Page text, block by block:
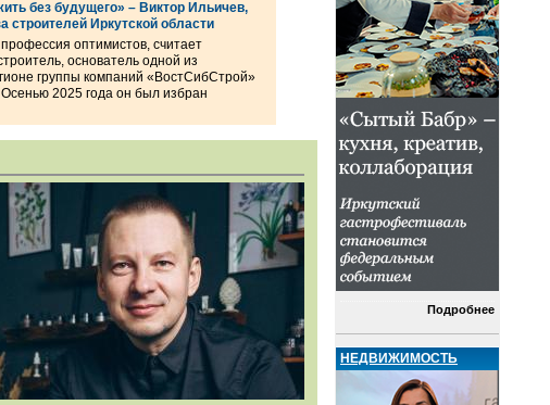
без будущего» – Виктор Ильичев,
строителей Иркутской области
оптимистов, считает
основатель одной из
группы компаний «ВостСибСтрой»
2025 года он был избран
Подробнее
НЕДВИЖИМОСТЬ